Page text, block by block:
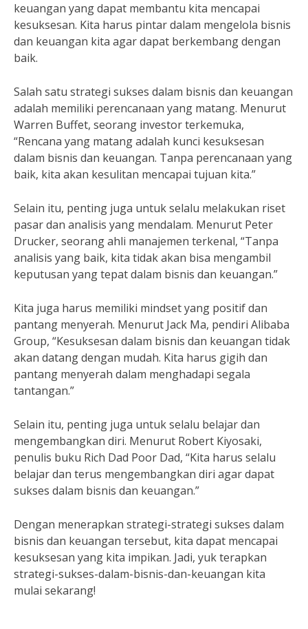
keuangan yang dapat membantu kita mencapai
kesuksesan. Kita harus pintar dalam mengelola bisnis
dan keuangan kita agar dapat berkembang dengan
baik.
Salah satu strategi sukses dalam bisnis dan keuangan
adalah memiliki perencanaan yang matang. Menurut
Warren Buffet, seorang investor terkemuka,
“Rencana yang matang adalah kunci kesuksesan
dalam bisnis dan keuangan. Tanpa perencanaan yang
baik, kita akan kesulitan mencapai tujuan kita.”
Selain itu, penting juga untuk selalu melakukan riset
pasar dan analisis yang mendalam. Menurut Peter
Drucker, seorang ahli manajemen terkenal, “Tanpa
analisis yang baik, kita tidak akan bisa mengambil
keputusan yang tepat dalam bisnis dan keuangan.”
Kita juga harus memiliki mindset yang positif dan
pantang menyerah. Menurut Jack Ma, pendiri Alibaba
Group, “Kesuksesan dalam bisnis dan keuangan tidak
akan datang dengan mudah. Kita harus gigih dan
pantang menyerah dalam menghadapi segala
tantangan.”
Selain itu, penting juga untuk selalu belajar dan
mengembangkan diri. Menurut Robert Kiyosaki,
penulis buku Rich Dad Poor Dad, “Kita harus selalu
belajar dan terus mengembangkan diri agar dapat
sukses dalam bisnis dan keuangan.”
Dengan menerapkan strategi-strategi sukses dalam
bisnis dan keuangan tersebut, kita dapat mencapai
kesuksesan yang kita impikan. Jadi, yuk terapkan
strategi-sukses-dalam-bisnis-dan-keuangan kita
mulai sekarang!